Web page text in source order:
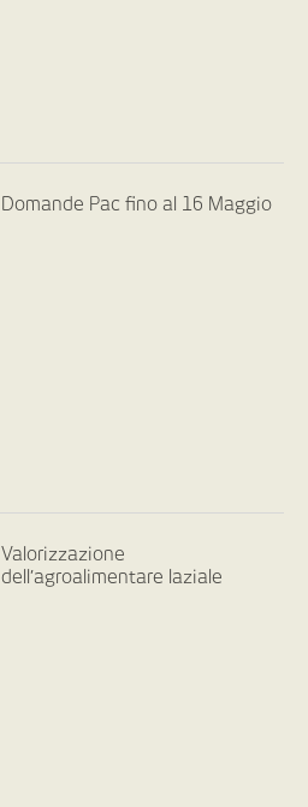
Domande Pac fino al 16 Maggio
Valorizzazione
dell’agroalimentare laziale